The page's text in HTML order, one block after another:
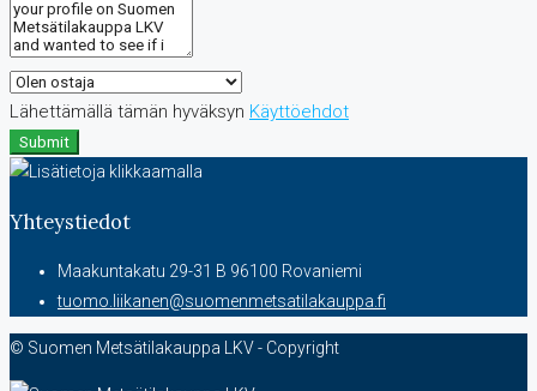
Lähettämällä tämän hyväksyn Käyttöehdot
Submit
Yhteystiedot
Maakuntakatu 29-31 B 96100 Rovaniemi
tuomo.liikanen@suomenmetsatilakauppa.fi
© Suomen Metsätilakauppa LKV - Copyright